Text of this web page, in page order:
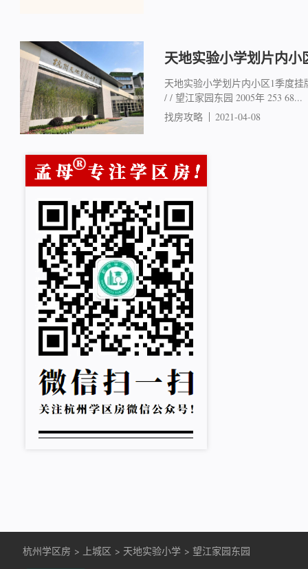
天地实验小学划片内小
天地实验小学划片内小区1季度
/ / 望江家园东园 2005年 253 68...
找房攻略
2021-04-08
杭州学区房 > 上城区 > 天地实验小学 >望江家园东园